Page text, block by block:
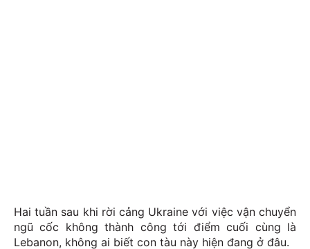
Hai tuần sau khi rời cảng Ukraine với việc vận chuyển
ngũ cốc không thành công tới điểm cuối cùng là
Lebanon, không ai biết con tàu này hiện đang ở đâu.